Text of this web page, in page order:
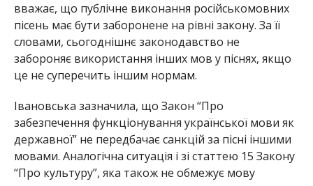
вважає, що публічне виконання російськомовних
пісень має бути заборонене на рівні закону. За її
словами, сьогоднішнє законодавство не
забороняє використання інших мов у піснях, якщо
це не суперечить іншим нормам.
Івановська зазначила, що Закон “Про
забезпечення функціонування української мови як
державної” не передбачає санкцій за пісні іншими
мовами. Аналогічна ситуація і зі статтею 15 Закону
“Про культуру”, яка також не обмежує мову